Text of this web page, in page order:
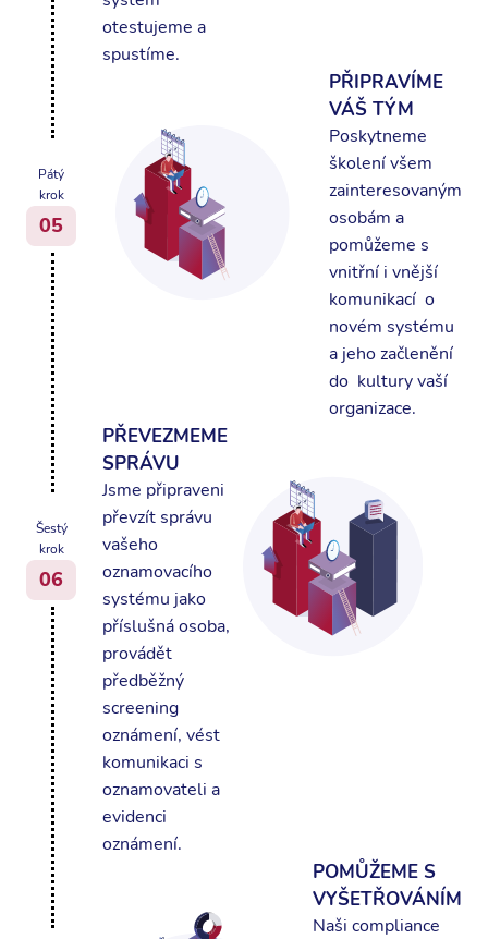
otestujeme a
spustíme.
Pátý
krok
05
PŘIPRAVÍME
VÁŠ TÝM
Poskytneme
školení všem
zainteresovaným
osobám a
pomůžeme s
vnitřní i vnější
komunikací o
novém systému
a jeho začlenění
do kultury vaší
organizace.
Šestý
krok
06
PŘEVEZMEME
SPRÁVU
Jsme připraveni
převzít správu
vašeho
oznamovacího
systému jako
příslušná osoba,
provádět
předběžný
screening
oznámení, vést
komunikaci s
oznamovateli a
evidenci
oznámení.
POMŮŽEME S
VYŠETŘOVÁNÍM
Naši compliance